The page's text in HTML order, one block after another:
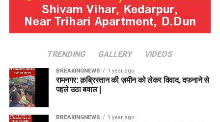
TRENDING GALLERY VIDEOS
BREAKINGNEWS 1 year ago
रामनगर: क़ब्रिस्तान की ज़मीन को लेकर विवाद, दफनाने से
पहले उठा बवाल |
BREAKINGNEWS 1 year ago